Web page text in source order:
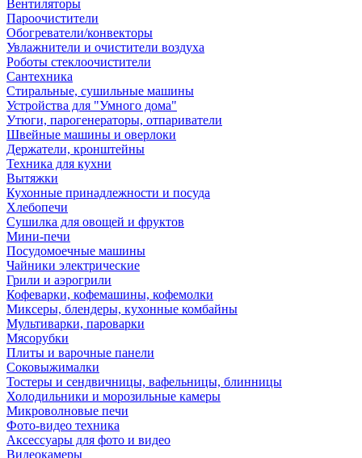
Вентиляторы
Пароочистители
Обогреватели/конвекторы
Увлажнители и очистители воздуха
Роботы стеклоочистители
Сантехника
Стиральные, сушильные машины
Устройства для "Умного дома"
Утюги, парогенераторы, отпариватели
Швейные машины и оверлоки
Держатели, кронштейны
Техника для кухни
Вытяжки
Кухонные принадлежности и посуда
Хлебопечи
Сушилка для овощей и фруктов
Мини-печи
Посудомоечные машины
Чайники электрические
Грили и аэрогрили
Кофеварки, кофемашины, кофемолки
Миксеры, блендеры, кухонные комбайны
Мультиварки, пароварки
Мясорубки
Плиты и варочные панели
Соковыжималки
Тостеры и сендвичницы, вафельницы, блинницы
Холодильники и морозильные камеры
Микроволновые печи
Фото-видео техника
Аксессуары для фото и видео
Видеокамеры